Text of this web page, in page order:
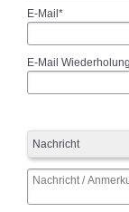
E-Mail*
E-Mail
Nachricht